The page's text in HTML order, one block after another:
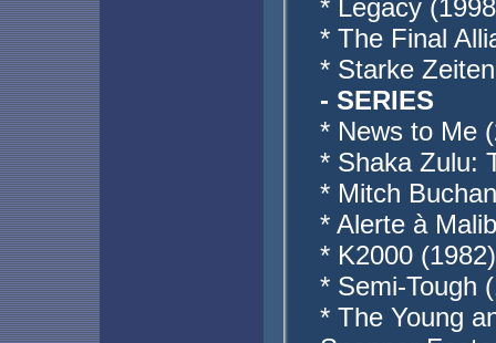
* Legacy
* The Final
* Starke
- SERIES
* News to Me
* Shaka Zulu:
* Mitch
* Alerte à
* K2000
* Semi-Tough
* The Young